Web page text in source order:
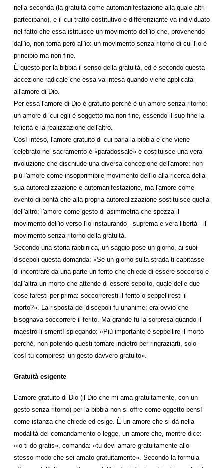
nella seconda (la gratuità come automanifestazione alla quale altri
partecipano), e il cui tratto costitutivo e differenziante va individuato
nel fatto che essa istituisce un movimento dell'io che, provenendo
dall'io, non torna però all'io: un movimento senza ritorno di cui l'io è
principio ma non fine.
È questo per la bibbia il senso della gratuità, ed è secondo questa
accezione radicale che essa va intesa quando viene applicata
all'amore di Dio.
Per essa l'amore di Dio è gratuito perché è un amore senza ritorno:
un amore di cui egli è soggetto ma non fine, essendo il suo fine la
felicità e la realizzazione dell'altro.
Così inteso, l'amore gratuito di cui parla la bibbia e che viene
celebrato nel sacramento è «paradossale» e costituisce una vera
rivoluzione che dischiude una diversa concezione dell'amore: non
più l'amore come insopprimibile movimento dell'io alla ricerca della
sua autorealizzazione e automanifestazione, ma l'amore come
evento di bontà che alla propria autorealizzazione sostituisce quella
dell'altro; l'amore come gesto di asimmetria che spezza il
movimento dell'io verso l'io instaurando - suprema e vera libertà - il
movimento senza ritorno della gratuità.
Secondo una storia rabbinica, un saggio pose un giorno, ai suoi
discepoli questa domanda: «Se un giorno sulla strada ti capitasse
di incontrare da una parte un ferito che chiede di essere soccorso e
dall'altra un morto che attende di essere sepolto, quale delle due
cose faresti per prima: soccorreresti il ferito o seppelliresti il
morto?». La risposta dei discepoli fu unanime: era ovvio che
bisognava soccorrere il ferito. Ma grande fu la sorpresa quando il
maestro li smentì spiegando: «Più importante è seppellire il morto
perché, non potendo questi tornare indietro per ringraziarti, solo
così tu compiresti un gesto davvero gratuito».
Gratuità esigente
L'amore gratuito di Dio (il Dio che mi ama gratuitamente, con un
gesto senza ritorno) per la bibbia non si offre come oggetto bensì
come istanza che chiede ed esige. È un amore che si dà nella
modalità del comandamento o legge, un amore che, mentre dice:
«io ti do gratis», comanda: «tu devi amare gratuitamente allo
stesso modo che sei amato gratuitamente». Secondo la formula